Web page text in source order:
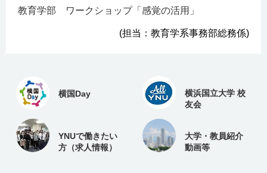
教育学部 ワークショップ「感覚の活用」
(担当：教育学系事務部総務係)
横国Day
横浜国立大学 校
友会
YNUで働きたい
方（求人情報）
大学・教員紹介
動画等